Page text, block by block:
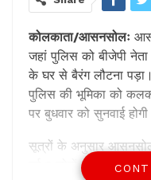
कोलकाता/आसनसोलः
जहां पुलिस को बीजेपी
के घर से बैरंग लौटना पड़ा।
पुलिस की भूमिका को
पर बुधवार को सुनवाई
सूत्रों के अनुसार
हुई 3 लोगों की मौत के